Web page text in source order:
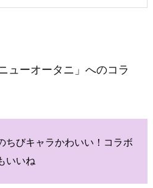
ューオータニ」へのコラ
ちびキャラかわいい！コラボ
いいね